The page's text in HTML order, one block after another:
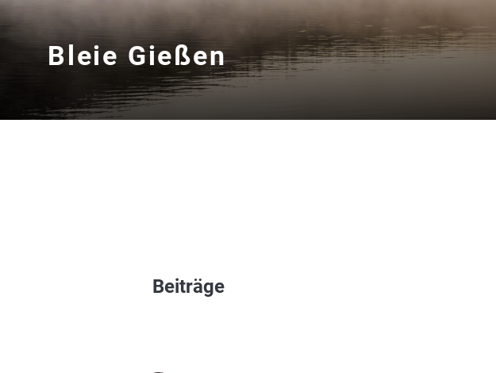
Bleie Gießen
Beiträge